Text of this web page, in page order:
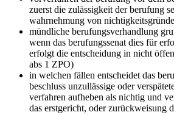
zuerst die zulässigkeit der berufung
wahrnehmung von
mündliche berufungsverhandlung
wenn das berufungssenat dies für
erfolgt die entscheidung in nicht
abs 1 ZPO)
in welchen fällen entscheidet das
beschluss unzullässige oder
verfahren aufheben als nichtig und
das erstgericht, oder zurückweisung